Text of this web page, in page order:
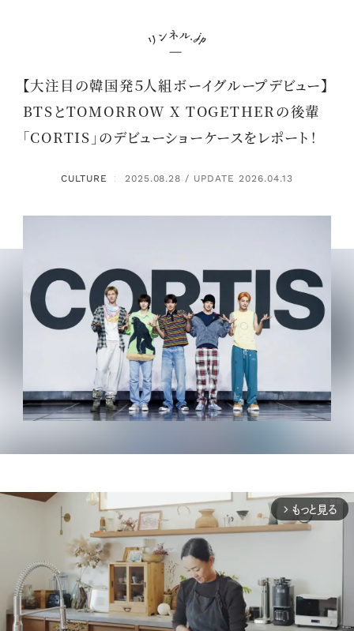
【大注目の韓国発５人組ボーイグループデビュー】
BTSとTOMORROW X TOGETHERの後輩
「CORTIS」のデビューショーケースをレポート！
CULTURE ： 2025.08.28 / UPDATE 2026.04.13
arrow_forward_ios もっと見る